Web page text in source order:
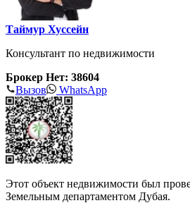
Таймур Хуссейн
Консультант по недвижимости
Брокер Нет: 38604
Вызов
WhatsApp
Этот объект недвижимости был
Земельным департаментом Дубая.